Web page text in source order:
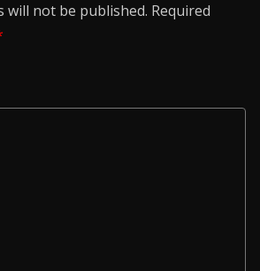
will not be published. Required